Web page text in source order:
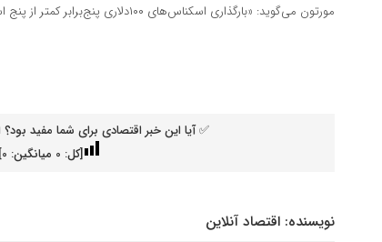
مورتون می‌گوید: «بارگذاری اسکناس‌های ۱۰۰دلاری پنج‌برابر کمتر از پنج اسکناس ۲۰ دلاری کار می‌برد.»
✅ آیا این خبر اقتصادی برای شما مفید بود؟
[کل: 0 میانگین: 0
]
نویسنده: اقتصاد آنلاین